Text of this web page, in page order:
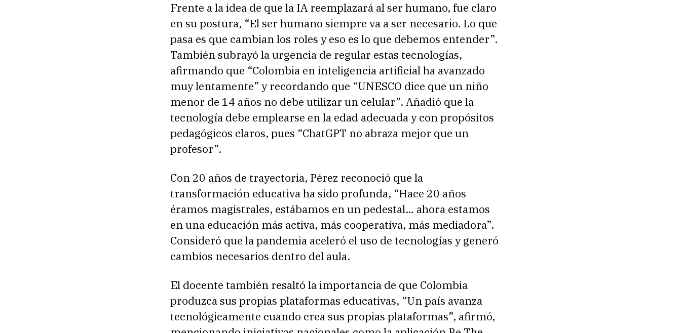
Frente a la idea de que la IA reemplazará al ser humano, fue claro
en su postura, “El ser humano siempre va a ser necesario. Lo que
pasa es que cambian los roles y eso es lo que debemos entender”.
También subrayó la urgencia de regular estas tecnologías,
afirmando que “Colombia en inteligencia artificial ha avanzado
muy lentamente” y recordando que “UNESCO dice que un niño
menor de 14 años no debe utilizar un celular”. Añadió que la
tecnología debe emplearse en la edad adecuada y con propósitos
pedagógicos claros, pues “ChatGPT no abraza mejor que un
profesor”.
Con 20 años de trayectoria, Pérez reconoció que la
transformación educativa ha sido profunda, “Hace 20 años
éramos magistrales, estábamos en un pedestal… ahora estamos
en una educación más activa, más cooperativa, más mediadora”.
Consideró que la pandemia aceleró el uso de tecnologías y generó
cambios necesarios dentro del aula.
El docente también resaltó la importancia de que Colombia
produzca sus propias plataformas educativas, “Un país avanza
tecnológicamente cuando crea sus propias plataformas”, afirmó,